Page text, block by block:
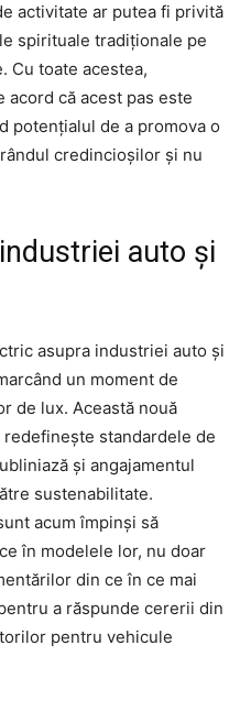
activitate ar putea fi privită
spirituale tradiționale pe
Cu toate acestea,
acord că acest pas este
potențialul de a promova o
credincioșilor și nu
auto și
asupra industriei auto și
un moment de
de lux. Această nouă
standardele de
și angajamentul
sustenabilitate.
acum împinși să
în modelele lor, nu doar
din ce în ce mai
a răspunde cererii din
pentru vehicule